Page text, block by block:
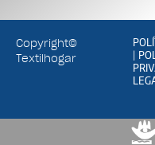
Copyright©
Textilhogar
|